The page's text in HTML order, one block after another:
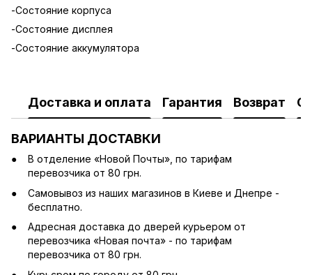
-Состояние корпуса
-Состояние дисплея
-Состояние аккумулятора
Доставка и оплата Гарантия Возврат
ВАРИАНТЫ ДОСТАВКИ
В отделение «Новой Почты», по тарифам
перевозчика от 80 грн.
Cамовывоз из наших магазинов в Киеве и Днепре -
бесплатно.
Адресная доставка до дверей курьером от
перевозчика «Новая почта» - по тарифам
перевозчика от 80 грн.